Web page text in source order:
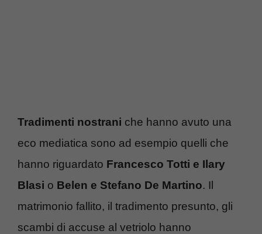
Tradimenti nostrani che hanno avuto una
eco mediatica sono ad esempio quelli che
hanno riguardato Francesco Totti e Ilary
Blasi o Belen e Stefano De Martino. Il
matrimonio fallito, il tradimento presunto, gli
scambi di accuse al vetriolo hanno